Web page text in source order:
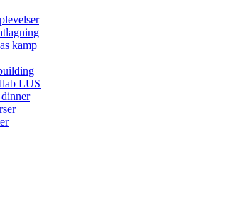
kamp
LUS